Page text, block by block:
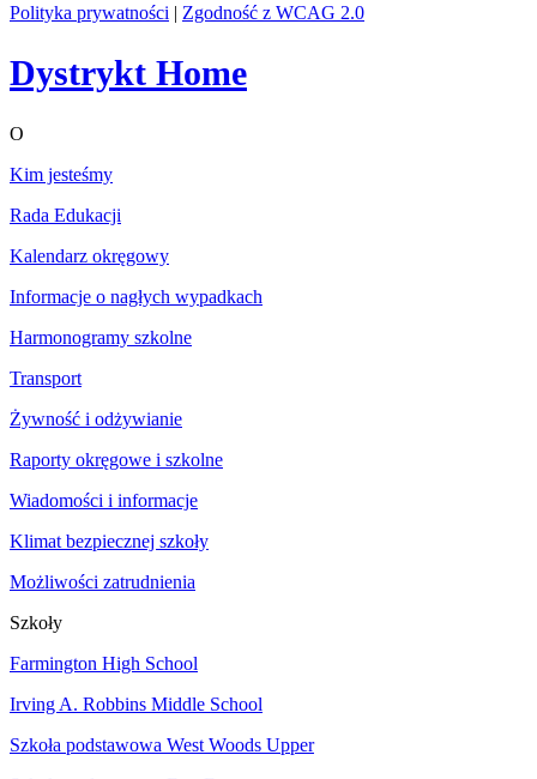
Polityka prywatności | Zgodność z WCAG 2.0
Dystrykt Home
O
Kim jesteśmy
Rada Edukacji
Kalendarz okręgowy
Informacje o nagłych wypadkach
Harmonogramy szkolne
Transport
Żywność i odżywianie
Raporty okręgowe i szkolne
Wiadomości i informacje
Klimat bezpiecznej szkoły
Możliwości zatrudnienia
Szkoły
Farmington High School
Irving A. Robbins Middle School
Szkoła podstawowa West Woods Upper